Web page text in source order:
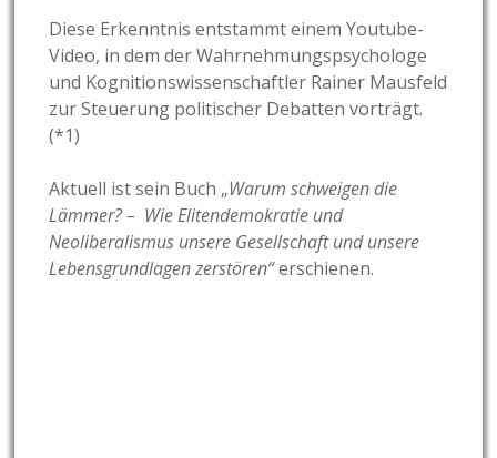
Diese Erkenntnis entstammt einem Youtube-
Video, in dem der Wahrnehmungspsychologe
und Kognitionswissenschaftler Rainer Mausfeld
zur Steuerung politischer Debatten vorträgt.
(*1)
Aktuell ist sein Buch „Warum schweigen die
Lämmer? – Wie Elitendemokratie und
Neoliberalismus unsere Gesellschaft und unsere
Lebensgrundlagen zerstören“erschienen.